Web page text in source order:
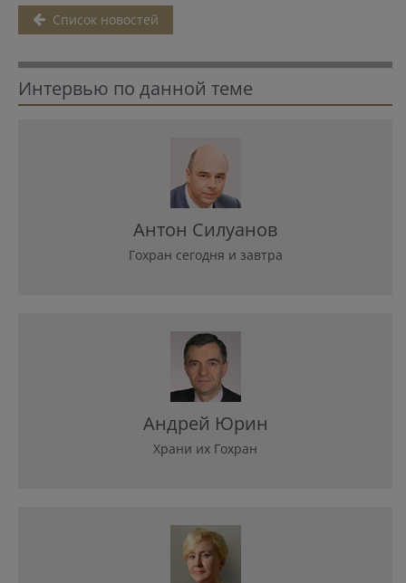
Список новостей
Интервью по данной теме
Антон Силуанов
Гохран сегодня и завтра
Андрей Юрин
Храни их Гохран